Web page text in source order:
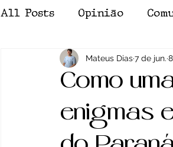
All Posts Opinião
Atualidades Esporte
reportagem Jogos
Como
enigmas
Mateus Dias7 de jun.